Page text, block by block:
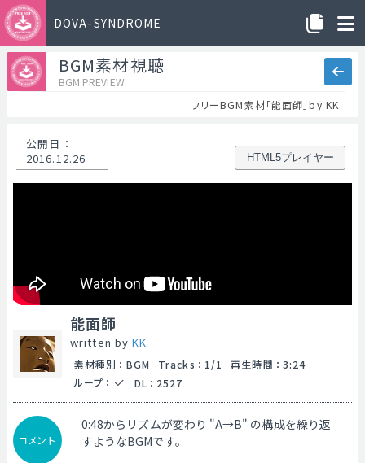
DOVA-SYNDROME
BGM素材視聴
BGM PREVIEW
フリーBGM素材「能面師」by KK
公開日 ：
2016.12.26
HTML5プレイヤー
能面師
written byKK
素材種別 ： BGM Tracks ： 1/1 再生時間 ： 3:24
ループ ： DL ： 2527
コメント
0:48からリズムが変わり "A→B" の構成を繰り返
すようなBGMです。